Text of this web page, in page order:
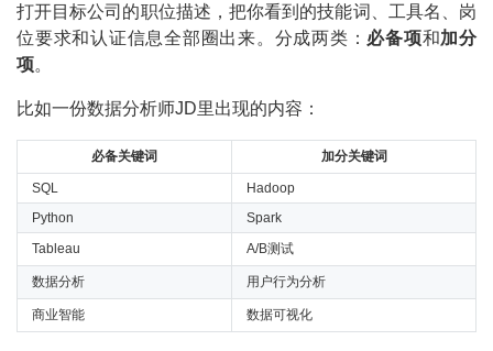
打开目标公司的职位描述，把你看到的技能词、工具名、岗
位要求和认证信息全部圈出来。分成两类： 必备项和加分
项。
比如一份数据分析师JD里出现的内容：
必备关键词 加分关键词
SQL
Hadoop
Python
Spark
Tableau
A/B测试
数据分析 用户行为分析
商业智能 数据可视化